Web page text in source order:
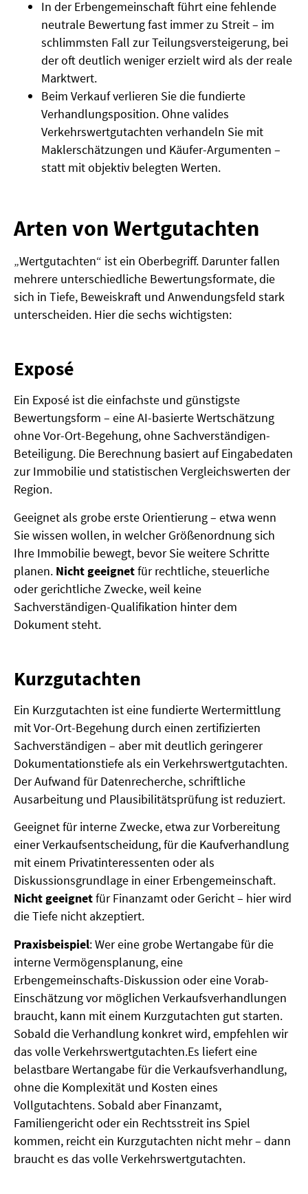
In der Erbengemeinschaft führt eine fehlende
neutrale Bewertung fast immer zu Streit – im
schlimmsten Fall zur Teilungsversteigerung, bei
der oft deutlich weniger erzielt wird als der reale
Marktwert.
Beim Verkauf verlieren Sie die fundierte
Verhandlungsposition. Ohne valides
Verkehrswertgutachten verhandeln Sie mit
Maklerschätzungen und Käufer-Argumenten –
statt mit objektiv belegten Werten.
Arten von Wertgutachten
„Wertgutachten“ ist ein Oberbegriff. Darunter fallen
mehrere unterschiedliche Bewertungsformate, die
sich in Tiefe, Beweiskraft und Anwendungsfeld stark
unterscheiden. Hier die sechs wichtigsten:
Exposé
Ein Exposé ist die einfachste und günstigste
Bewertungsform – eine AI-basierte Wertschätzung
ohne Vor-Ort-Begehung, ohne Sachverständigen-
Beteiligung. Die Berechnung basiert auf Eingabedaten
zur Immobilie und statistischen Vergleichswerten der
Region.
Geeignet als grobe erste Orientierung – etwa wenn
Sie wissen wollen, in welcher Größenordnung sich
Ihre Immobilie bewegt, bevor Sie weitere Schritte
planen. Nicht geeignetfür rechtliche, steuerliche
oder gerichtliche Zwecke, weil keine
Sachverständigen-Qualifikation hinter dem
Dokument steht.
Kurzgutachten
Ein Kurzgutachten ist eine fundierte Wertermittlung
mit Vor-Ort-Begehung durch einen zertifizierten
Sachverständigen – aber mit deutlich geringerer
Dokumentationstiefe als ein Verkehrswertgutachten.
Der Aufwand für Datenrecherche, schriftliche
Ausarbeitung und Plausibilitätsprüfung ist reduziert.
Geeignet für interne Zwecke, etwa zur Vorbereitung
einer Verkaufsentscheidung, für die Kaufverhandlung
mit einem Privatinteressenten oder als
Diskussionsgrundlage in einer Erbengemeinschaft.
Nicht geeignetfür Finanzamt oder Gericht – hier wird
die Tiefe nicht akzeptiert.
Praxisbeispiel: Wer eine grobe Wertangabe für die
interne Vermögensplanung, eine
Erbengemeinschafts-Diskussion oder eine Vorab-
Einschätzung vor möglichen Verkaufsverhandlungen
braucht, kann mit einem Kurzgutachten gut starten.
Sobald die Verhandlung konkret wird, empfehlen wir
das volle Verkehrswertgutachten.Es liefert eine
belastbare Wertangabe für die Verkaufsverhandlung,
ohne die Komplexität und Kosten eines
Vollgutachtens. Sobald aber Finanzamt,
Familiengericht oder ein Rechtsstreit ins Spiel
kommen, reicht ein Kurzgutachten nicht mehr – dann
braucht es das volle Verkehrswertgutachten.